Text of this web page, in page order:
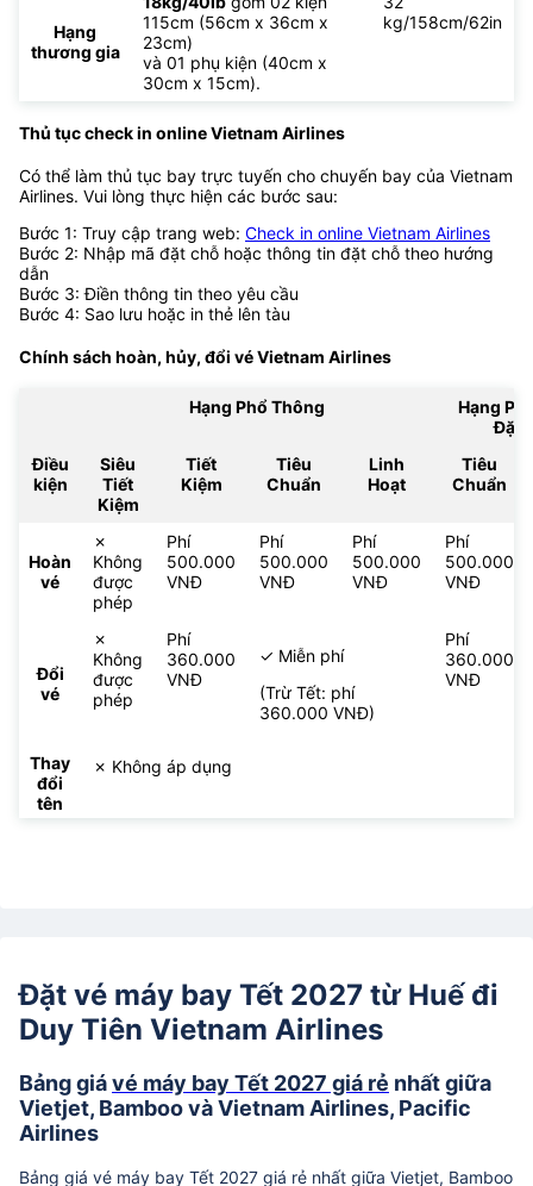
Hạng
thương gia
115cm (56cm x 36cm x
23cm)
và 01 phụ kiện (40cm x
30cm x 15cm).
kg/158cm/62in
Thủ tục check in online Vietnam Airlines
Có thể làm thủ tục bay trực tuyến cho chuyến bay của Vietnam
Airlines. Vui lòng thực hiện các bước sau:
Bước 1: Truy cập trang web: Check in online Vietnam Airlines
Bước 2: Nhập mã đặt chỗ hoặc thông tin đặt chỗ theo hướng
dẫn
Bước 3: Điền thông tin theo yêu cầu
Bước 4: Sao lưu hoặc in thẻ lên tàu
Chính sách hoàn, hủy, đổi véVietnam Airlines
Hạng Phổ Thông
Hạng
Đặc
Điều
kiện
Siêu
Tiết
Kiệm
Tiết
Kiệm
Tiêu
Chuẩn
Linh
Hoạt
Tiêu
Chuẩn
Hoàn
vé
✗
Không
được
phép
Phí
500.000
VNĐ
Phí
500.000
VNĐ
Phí
500.000
VNĐ
Phí
500.000
VNĐ
Đổi
vé
✗
Không
được
phép
Phí
360.000
VNĐ
✓ Miễn phí
(Trừ Tết: phí
360.000 VNĐ)
Phí
360.000
VNĐ
Thay
đổi
tên
✗ Không áp dụng
Đặt vé máy bay Tết 2027 từ Huế đi
Duy Tiên Vietnam Airlines
Bảng giávé máy bay Tết 2027 giá rẻ nhất giữa
Vietjet, Bamboo và Vietnam Airlines, Pacific
Airlines
Bảng giá vé máy bay Tết 2027 giá rẻ nhất giữa Vietjet, Bamboo